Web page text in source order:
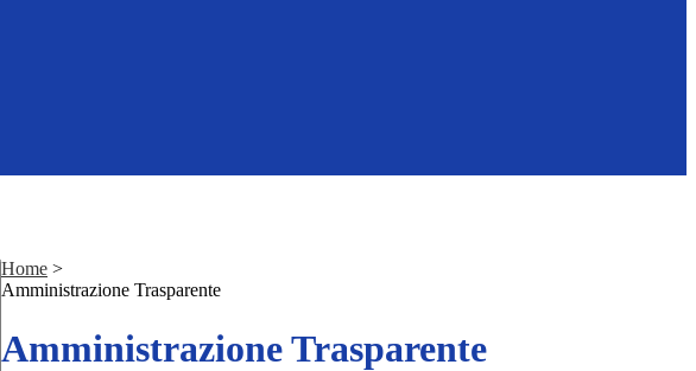
Home >
Amministrazione Trasparente
Amministrazione Trasparente